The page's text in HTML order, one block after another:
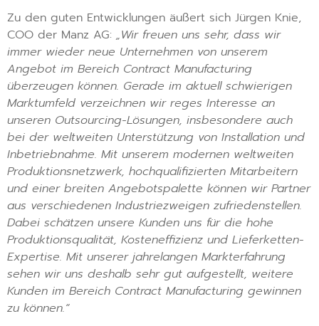
Zu den guten Entwicklungen äußert sich Jürgen Knie,
COO der Manz AG:„Wir freuen uns sehr, dass wir
immer wieder neue Unternehmen von unserem
Angebot im Bereich Contract Manufacturing
überzeugen können. Gerade im aktuell schwierigen
Marktumfeld verzeichnen wir reges Interesse an
unseren Outsourcing-Lösungen, insbesondere auch
bei der weltweiten Unterstützung von Installation und
Inbetriebnahme. Mit unserem modernen weltweiten
Produktionsnetzwerk, hochqualifizierten Mitarbeitern
und einer breiten Angebotspalette können wir Partner
aus verschiedenen Industriezweigen zufriedenstellen.
Dabei schätzen unsere Kunden uns für die hohe
Produktionsqualität, Kosteneffizienz und Lieferketten-
Expertise. Mit unserer jahrelangen Markterfahrung
sehen wir uns deshalb sehr gut aufgestellt, weitere
Kunden im Bereich Contract Manufacturing gewinnen
zu können.“